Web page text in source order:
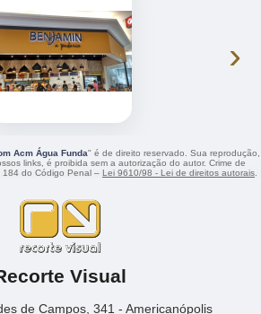
›
Acm Água Funda" é de direito reservado. Sua reprodução,
links, é proibida sem a autorização do autor. Crime de
184 do Código Penal – Lei 9610/98 - Lei de direitos autorais
Visual
de Campos, 341 - Americanópolis